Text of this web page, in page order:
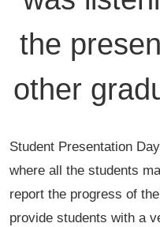
the
other
Student Presentation
where all the students
report the progress of
provide students with a